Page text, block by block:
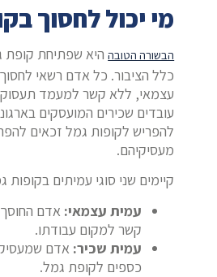
מי יכול לחסוך
הבשורה הטובההיא שפתיחת קופת
כלל הציבור. כל אדם רשאי
עצמאי, ללא קשר למעמד
עובדים שכירים המועסקים
להפריש לקופות גמל זכאים
מעסיקיהם.
קיימים שני סוגי עמיתים בקופות
עמית עצמאי: אדם
קשר למקום עבודתו.
עמית שכיר: אדם
כספים לקופת גמל.